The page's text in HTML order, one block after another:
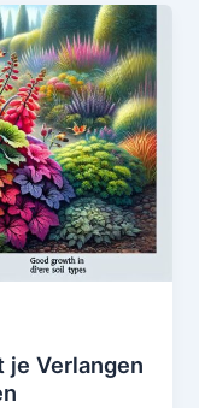
je Verlangen